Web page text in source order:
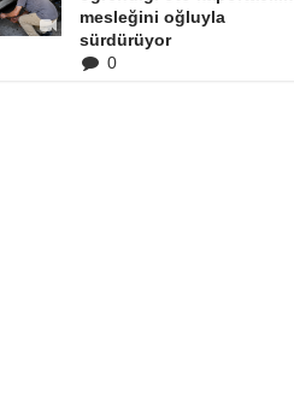
mesleğini oğluyla
sürdürüyor
0